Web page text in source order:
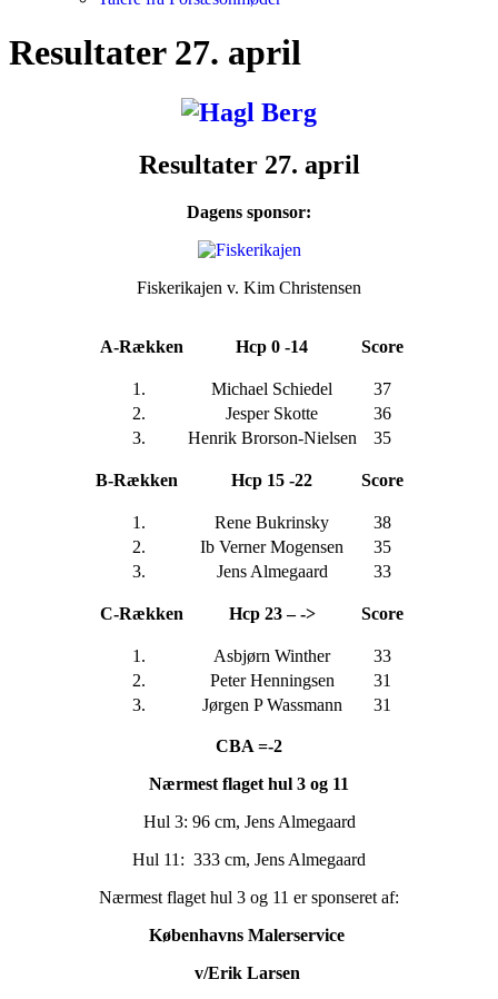
Resultater 27. april
Resultater 27. april
Dagens sponsor:
Fiskerikajen v. Kim Christensen
A-Rækken Hcp 0 -14 Score
1. Michael Schiedel
37
2.
Jesper Skotte
36
3.
Henrik Brorson-Nielsen 35
B-Rækken Hcp 15 -22 Score
1. Rene Bukrinsky
38
2.
Ib Verner Mogensen
35
3.
Jens Almegaard 33
C-Rækken Hcp 23 – -> Score
1. Asbjørn Winther
33
2.
Peter Henningsen
31
3.
Jørgen P Wassmann 31
CBA =-2
Nærmest flaget hul 3 og 11
Hul 3: 96 cm, Jens Almegaard
Hul 11: 333 cm, Jens Almegaard
Nærmest flaget hul 3 og 11 er sponseret af:
Københavns Malerservice
v/Erik Larsen